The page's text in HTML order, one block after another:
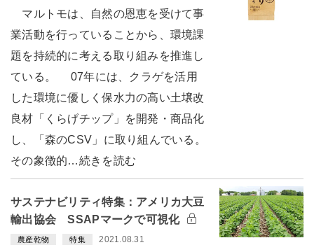
マルトモは、自然の恩恵を受けて事
業活動を行っていることから、環境課
題を持続的に考える取り組みを推進し
ている。 07年には、クラゲを活用
した環境に優しく保水力の高い土壌改
良材「くらげチップ」を開発・商品化
し、「森のCSV」に取り組んでいる。
その象徴的…続きを読む
サステナビリティ特集：アメリカ大豆
輸出協会 SSAPマークで可視化
農産乾物 特集 2021.08.31